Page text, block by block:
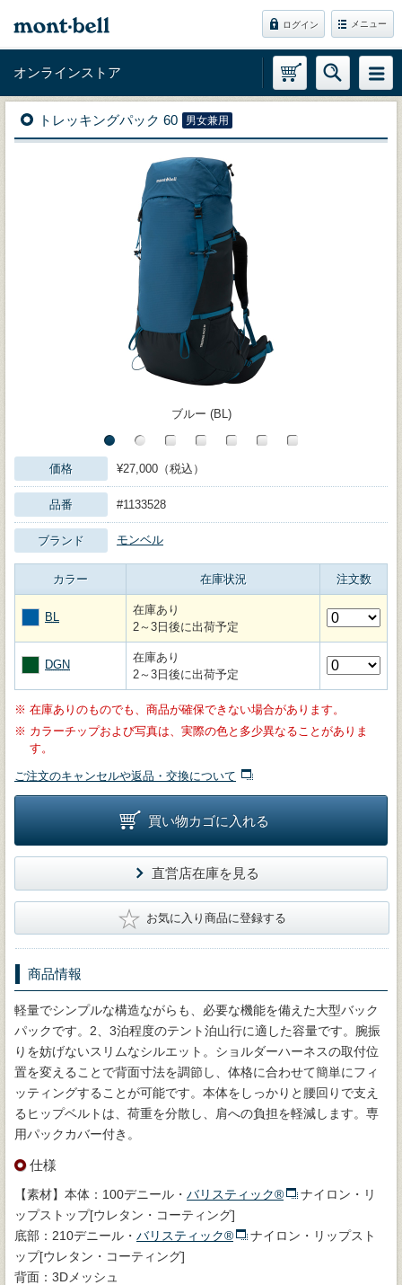
ログイン メニュー
オンラインストア
トレッキングパック 60 男女兼用
ブルー (BL)
価格 ¥27,000（税込）
品番 #1133528
ブランド モンベル
カラー 在庫状況 注文数
BL
在庫あり
2～3日後に出荷予定
DGN
在庫あり
2～3日後に出荷予定
※ 在庫ありのものでも、商品が確保できない場合があります。
※ カラーチップおよび写真は、実際の色と多少異なることがありま
す。
ご注文のキャンセルや返品・交換について
買い物カゴに入れる
直営店在庫を見る
★ お気に入り商品に登録する
商品情報
軽量でシンプルな構造ながらも、必要な機能を備えた大型バック
パックです。2、3泊程度のテント泊山行に適した容量です。腕振
りを妨げないスリムなシルエット。ショルダーハーネスの取付位
置を変えることで背面寸法を調節し、体格に合わせて簡単にフィ
ッティングすることが可能です。本体をしっかりと腰回りで支え
るヒップベルトは、荷重を分散し、肩への負担を軽減します。専
用パックカバー付き。
仕様
【素材】本体：100デニール・ バリスティック®
ナイロン・リ
ップストップ[ウレタン・コーティング]
底部：210デニール・ バリスティック®
ナイロン・リップスト
ップ[ウレタン・コーティング]
背面：3Dメッシュ